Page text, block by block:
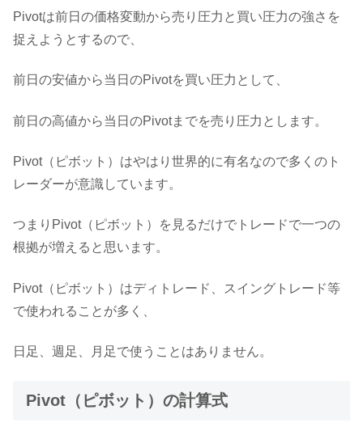
Pivotは前日の価格変動から売り圧力と買い圧力の強さを
捉えようとするので、
前日の安値から当日のPivotを買い圧力として、
前日の高値から当日のPivotまでを売り圧力とします。
Pivot（ピボット）はやはり世界的に有名なので多くのト
レーダーが意識しています。
つまりPivot（ピボット）を見るだけでトレードで一つの
根拠が増えると思います。
Pivot（ピボット）はディトレード、スイングトレード等
で使われることが多く、
日足、週足、月足で使うことはありません。
Pivot（ピボット）の計算式